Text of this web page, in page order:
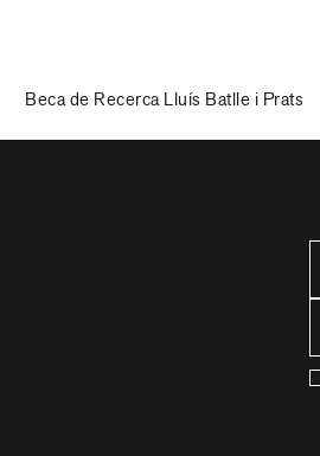
Beca de Recerca Lluís Batlle i Prats